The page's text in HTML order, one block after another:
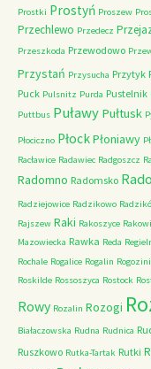
Prostki Prostyń Proszew
Przechlewo Przedecz
Przeszkoda Przewodowo
Przystań Przysucha Przytyk
Puck Pulsnitz Purda Pustelnik
Puttbus Puławy Pułtusk
Płociczno PłockPłoniawy
Racławice Radawiec Radgoszcz
Radomno Radomsko
Radziejowice Radzikowo
Rajszew Raki Rakoszyce
Mazowiecka Rawka Reda
Rochale Rogalice Rogalin
Roskilde Rossoszyca Rostock
Rowy Rozalin Rozogi
Białaczowska Rudna Rudnica
Ruszkowo Rutka-Tartak Rutki